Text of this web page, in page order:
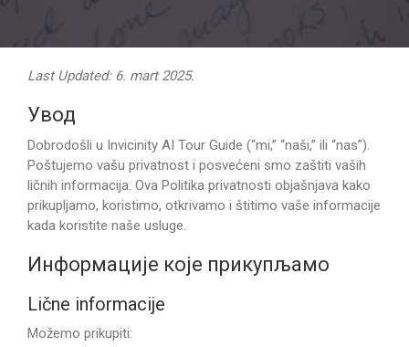
Last Updated: 6. mart 2025.
Увод
Dobrodošli u Invicinity AI Tour Guide (“mi,” “naši,” ili “nas”).
Poštujemo vašu privatnost i posvećeni smo zaštiti vaših
ličnih informacija. Ova Politika privatnosti objašnjava kako
prikupljamo, koristimo, otkrivamo i štitimo vaše informacije
kada koristite naše usluge.
Информације које прикупљамо
Lične informacije
Možemo prikupiti: